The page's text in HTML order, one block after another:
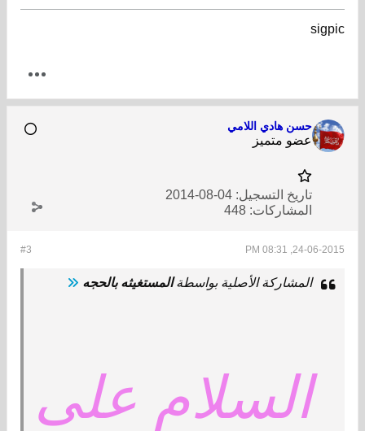
sigpic
حسن هادي اللامي
عضو متميز
تاريخ التسجيل: 04-08-2014
المشاركات: 448
#3 24-06-2015, 08:31 PM
المشاركة الأصلية بواسطةالمستغيثه بالحجه
السلام على